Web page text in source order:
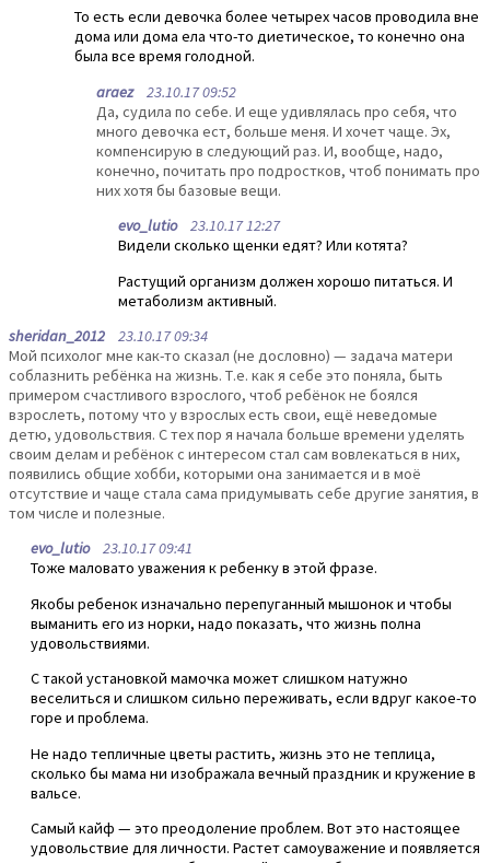
То есть если девочка более четырех часов проводила вне
дома или дома ела что-то диетическое, то конечно она
была все время голодной.
araez23.10.17 09:52
Да, судила по себе. И еще удивлялась про себя, что
много девочка ест, больше меня. И хочет чаще. Эх,
компенсирую в следующий раз. И, вообще, надо,
конечно, почитать про подростков, чтоб понимать про
них хотя бы базовые вещи.
evo_lutio23.10.17 12:27
Видели сколько щенки едят? Или котята?
Растущий организм должен хорошо питаться. И
метаболизм активный.
sheridan_2012 23.10.17 09:34
Мой психолог мне как-то сказал (не дословно) — задача матери
соблазнить ребёнка на жизнь. Т.е. как я себе это поняла, быть
примером счастливого взрослого, чтоб ребёнок не боялся
взрослеть, потому что у взрослых есть свои, ещё неведомые
детю, удовольствия. С тех пор я начала больше времени уделять
своим делам и ребёнок с интересом стал сам вовлекаться в них,
появились общие хобби, которыми она занимается и в моё
отсутствие и чаще стала сама придумывать себе другие занятия, в
том числе и полезные.
evo_lutio23.10.17 09:41
Тоже маловато уважения к ребенку в этой фразе.
Якобы ребенок изначально перепуганный мышонок и чтобы
выманить его из норки, надо показать, что жизнь полна
удовольствиями.
С такой установкой мамочка может слишком натужно
веселиться и слишком сильно переживать, если вдруг какое-то
горе и проблема.
Не надо тепличные цветы растить, жизнь это не теплица,
сколько бы мама ни изображала вечный праздник и кружение в
вальсе.
Самый кайф — это преодоление проблем. Вот это настоящее
удовольствие для личности. Растет самоуважение и появляется